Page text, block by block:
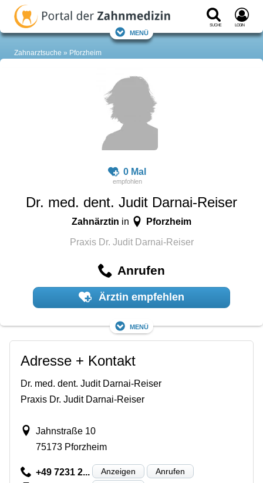
Suche Login
Menü
Zahnarztsuche Pforzheim
0 Mal
Dr. med. dent. Judit Darnai-Reiser
Zahnärztin in Pforzheim
Praxis Dr. Judit Darnai-Reiser
Anrufen
Ärztin empfehlen
Menü
Adresse + Kontakt
Dr. med. dent. Judit Darnai-Reiser
Praxis Dr. Judit Darnai-Reiser
Jahnstraße 10
75173 Pforzheim
+49 7231 2... Anzeigen Anrufen